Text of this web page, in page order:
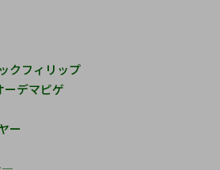
クフィリップ
ーデマピゲ
ー